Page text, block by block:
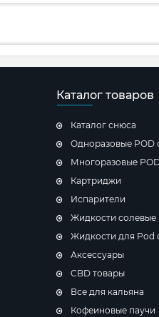
Каталог товаров
Каталог снюса
Одноразовые POD
Многоразовые
Картриджи
Испарители
Жидкости солевые
Жидкости для Pod
Аксессуары
CBD товары
Все для кальяна
Кофеиновые паучи